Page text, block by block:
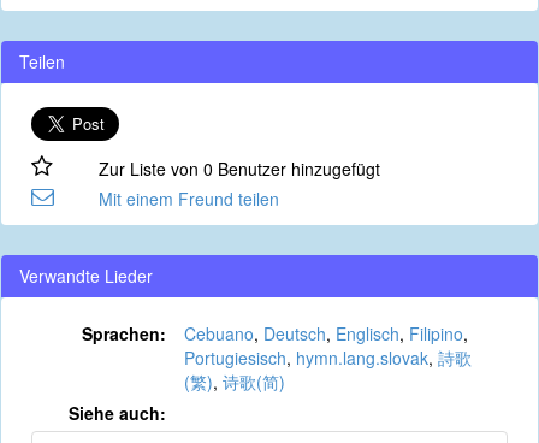
Teilen
Zur Liste von 0 Benutzer hinzugefügt
Mit einem Freund teilen
Verwandte Lieder
Sprachen: Cebuano, Deutsch, Englisch, Filipino,
Portugiesisch, hymn.lang.slovak, 詩歌
(繁), 诗歌(简)
Siehe auch: